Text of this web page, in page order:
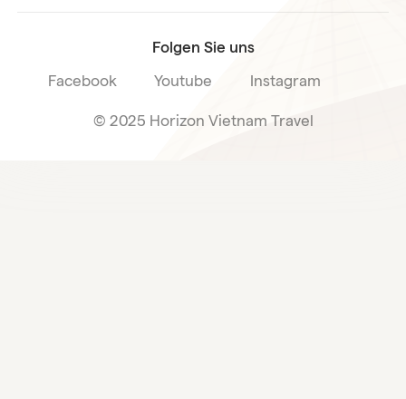
Folgen Sie uns
Facebook Youtube Instagram
© 2025 Horizon Vietnam Travel